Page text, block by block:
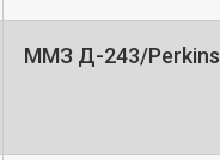
ММЗ Д-243/Perkins